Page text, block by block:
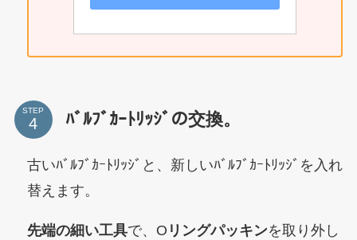
STEP ﾊﾞﾙﾌﾞｶｰﾄﾘｯｼﾞの交換。
古いﾊﾞﾙﾌﾞｶｰﾄﾘｯｼﾞと、新しいﾊﾞﾙﾌﾞｶｰﾄﾘｯｼﾞを入れ
替えます。
先端の細い工具で、O リングパッキンを取り外し